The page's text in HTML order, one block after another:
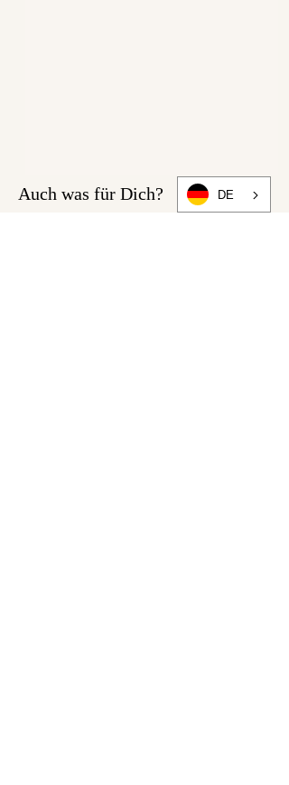
Auch was für Dich? DE